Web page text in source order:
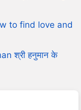
to find love and
श्री हनुमान के